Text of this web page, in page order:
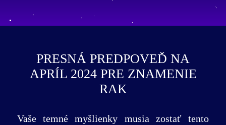
PRESNÁ PREDPOVEĎ NA
APRÍL 2024 PRE ZNAMENIE
RAK
Vaše temné myšlienky musia zostať tento